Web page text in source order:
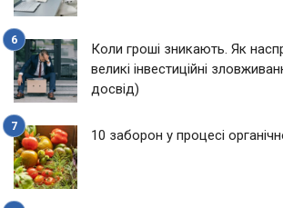
Коли гроші зникають. Як
великі інвестиційні
досвід)
10 заборон у процесі